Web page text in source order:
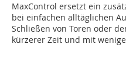
MaxControl ersetzt ein
bei einfachen alltäglichen
Schließen von Toren oder
kürzerer Zeit und mit